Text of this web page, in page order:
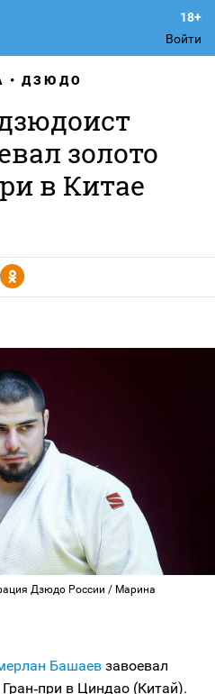
Войти
ДЗЮДО
золото
в Китае
Y
Дзюдо России / Марина
Башаев завоевал
в Циндао (Китай).